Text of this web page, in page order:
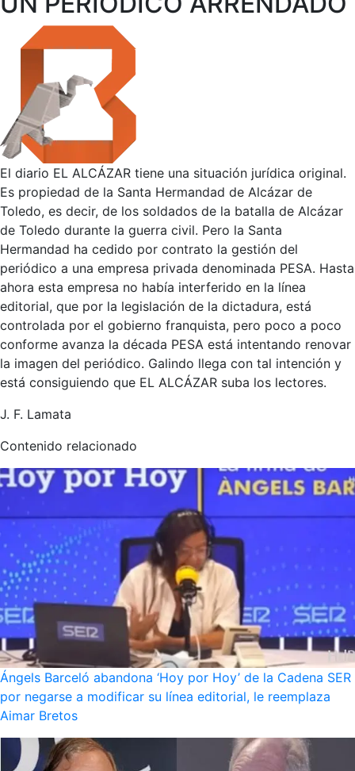
El diario EL ALCÁZAR tiene una situación jurídica original.
Es propiedad de la Santa Hermandad de Alcázar de
Toledo, es decir, de los soldados de la batalla de Alcázar
de Toledo durante la guerra civil. Pero la Santa
Hermandad ha cedido por contrato la gestión del
periódico a una empresa privada denominada PESA. Hasta
ahora esta empresa no había interferido en la línea
editorial, que por la legislación de la dictadura, está
controlada por el gobierno franquista, pero poco a poco
conforme avanza la década PESA está intentando renovar
la imagen del periódico. Galindo llega con tal intención y
está consiguiendo que EL ALCÁZAR suba los lectores.
J. F. Lamata
Contenido relacionado
Ángels Barceló abandona ‘Hoy por Hoy’ de la Cadena SER
por negarse a modificar su línea editorial, le reemplaza
Aimar Bretos